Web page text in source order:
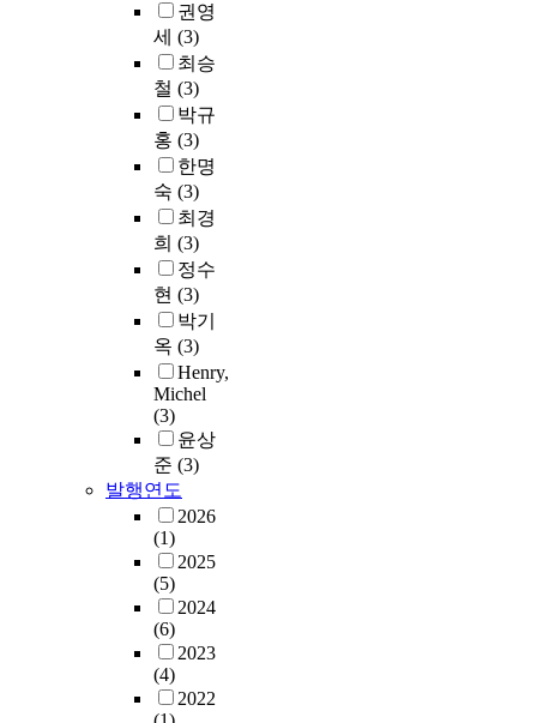
권영
세 (3)
최승
철 (3)
박규
홍 (3)
한명
숙 (3)
최경
희 (3)
정수
현 (3)
박기
옥 (3)
Henry,
Michel
(3)
윤상
준 (3)
발행연도
2026
(1)
2025
(5)
2024
(6)
2023
(4)
2022